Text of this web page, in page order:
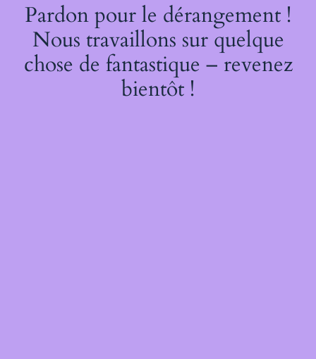
Pardon pour le dérangement !
Nous travaillons sur quelque
chose de fantastique – revenez
bientôt !